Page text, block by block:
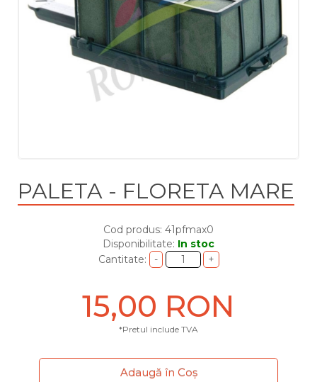
PALETA - FLORETA MARE
Cod produs: 41pfmax0
Disponibilitate: In stoc
Cantitate:
15,00 RON
*Pretul include TVA
Adaugă în Coş